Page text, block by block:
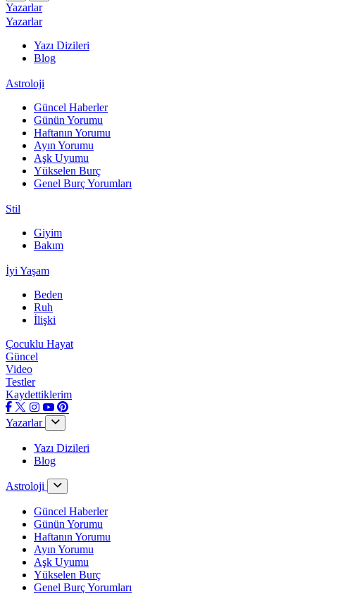
Yazarlar
Yazarlar
Yazı Dizileri
Blog
Astroloji
Güncel Haberler
Günün Yorumu
Haftanın Yorumu
Ayın Yorumu
Aşk Uyumu
Yükselen Burç
Genel Burç Yorumları
Stil
Giyim
Bakım
İyi Yaşam
Beden
Ruh
İlişki
Çocuklu Hayat
Güncel
Video
Testler
Kaydettiklerim
Yazarlar
Yazı Dizileri
Blog
Astroloji
Güncel Haberler
Günün Yorumu
Haftanın Yorumu
Ayın Yorumu
Aşk Uyumu
Yükselen Burç
Genel Burç Yorumları